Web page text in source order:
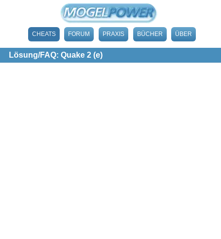
CHEATS FORUM PRAXIS BÜCHER ÜBER
Lösung/FAQ: Quake 2 (e)